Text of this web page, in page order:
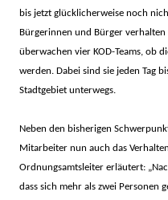
bis jetzt glücklicherweise noch
Bürgerinnen und Bürger
überwachen vier KOD-Teams, ob
werden. Dabei sind sie jeden Tag
Stadtgebiet unterwegs.
Neben den bisherigen
Mitarbeiter nun auch das
Ordnungsamtsleiter erläutert:
dass sich mehr als zwei Personen